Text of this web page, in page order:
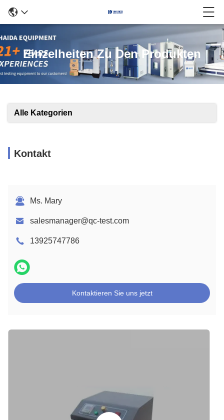
Einzelheiten Zu Den Produkten
Alle Kategorien
Kontakt
Ms. Mary
salesmanager@qc-test.com
13925747786
Kontaktieren Sie uns jetzt